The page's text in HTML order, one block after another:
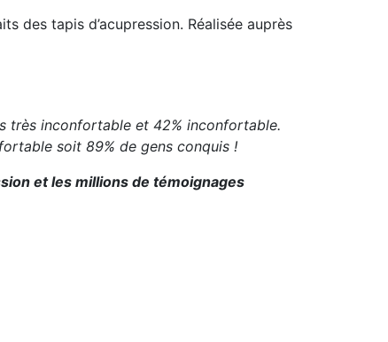
des tapis d’acupression. Réalisée auprès
très inconfortable et 42% inconfortable.
soit 89% de gens conquis !
et les millions de témoignages